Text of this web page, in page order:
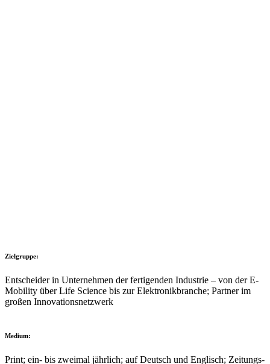
Ziel­gruppe:
Entscheider in Unter­nehmen der ferti­genden Indus­trie – von der E-
Mobi­lity über Life Science bis zur Elek­tronik­branche; Partner im
großen Inno­va­ti­ons­netz­werk
Medium:
Print; ein- bis zweimal jähr­lich; auf Deutsch und Englisch; Zeitungs­